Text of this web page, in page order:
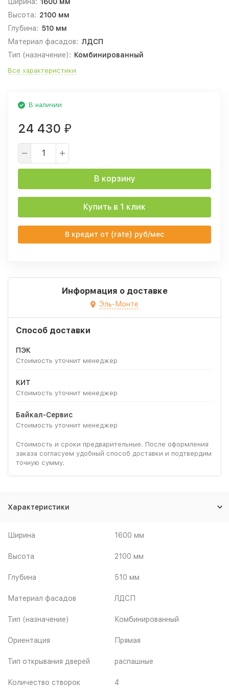
Высота: 2100 мм
Глубина: 510 мм
Материал фасадов: ЛДСП
Тип (назначение): Комбинированный
Все характеристики
В наличии
24 430 ₽
В корзину
Купить в 1 клик
В кредит от {rate} руб/мес
Информация о доставке
Эль-Монте
Способ доставки
ПЭК
Стоимость уточнит менеджер
КИТ
Стоимость уточнит менеджер
Байкал-Сервис
Стоимость уточнит менеджер
Стоимость и сроки предварительные. После оформления
заказа согласуем удобный способ доставки и подтвердим
точную сумму.
Характеристики
Ширина 1600 мм
Высота 2100 мм
Глубина 510 мм
Материал фасадов ЛДСП
Тип (назначение) Комбинированный
Ориентация Прямая
Тип открывания дверей распашные
Количество створок 4